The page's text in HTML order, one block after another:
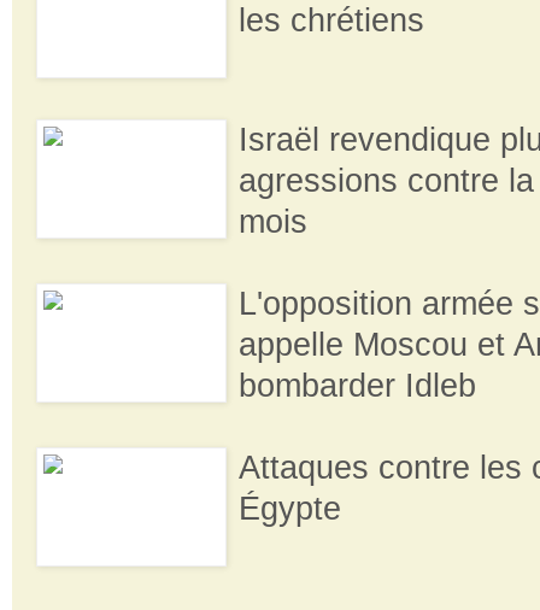
les chrétiens
Israël revendique
agressions contre
mois
L'opposition armée
appelle Moscou et
bombarder Idleb
Attaques contre les
Égypte